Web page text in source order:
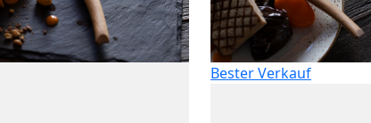
Bester Verkauf